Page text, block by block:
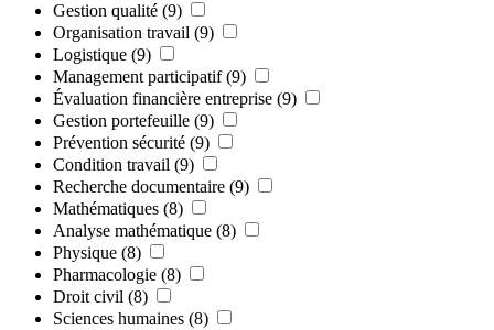
Gestion qualité (9)
Organisation travail (9)
Logistique (9)
Management participatif (9)
Évaluation financière entreprise (9)
Gestion portefeuille (9)
Prévention sécurité (9)
Condition travail (9)
Recherche documentaire (9)
Mathématiques (8)
Analyse mathématique (8)
Physique (8)
Pharmacologie (8)
Droit civil (8)
Sciences humaines (8)